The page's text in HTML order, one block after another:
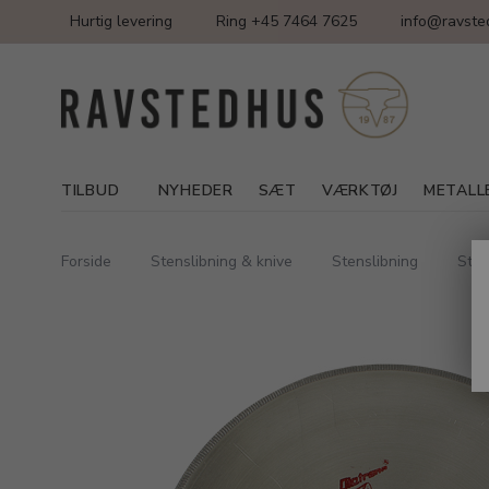
Hurtig levering Ring +45 7464 7625
TILBUD NYHEDER SÆT VÆRKTØJ
Forside Stenslibning & knive Stenslibning